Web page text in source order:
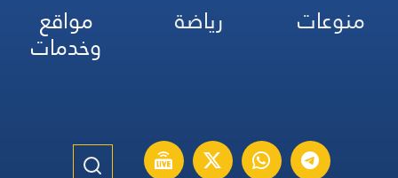
منوعات
رياضة مواقع
وخدمات